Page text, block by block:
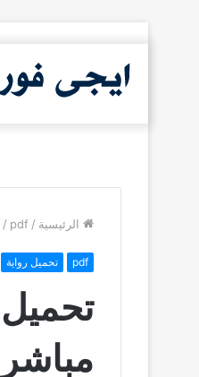
الرئيسية /
pdf
/
pdf تحميل رواية
مباشر 2020